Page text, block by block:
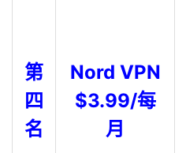
第
四
名
Nord VPN
$3.99/每
月